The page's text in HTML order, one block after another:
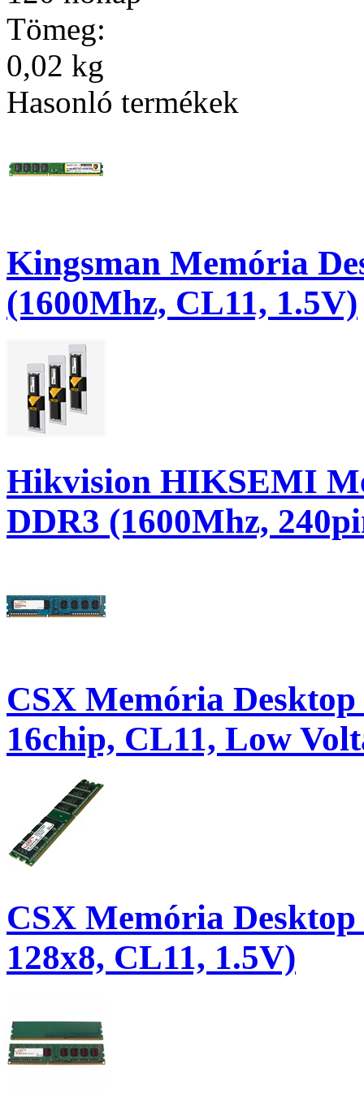
Tömeg:
0,02 kg
Hasonló termékek
Kingsman Memória
(1600Mhz, CL11, 1.5V)
Hikvision HIKSEMI
DDR3 (1600Mhz,
CSX Memória
16chip, CL11, Low
CSX Memória
128x8, CL11, 1.5V)